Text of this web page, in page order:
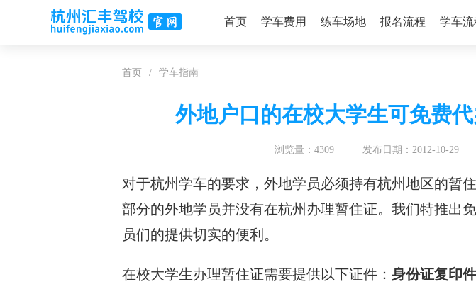
首页 学车费用 练车场地 报名流程 学车流
首页 / 学车指南
外地户口的在校大学生可免费
浏览量：4309 发布日期：2012-10-29
对于杭州学车的要求，外地学员必须持有杭州地区的暂
部分的外地学员并没有在杭州办理暂住证。我们特推出
员们的提供切实的便利。
在校大学生办理暂住证需要提供以下证件： 身份证复印